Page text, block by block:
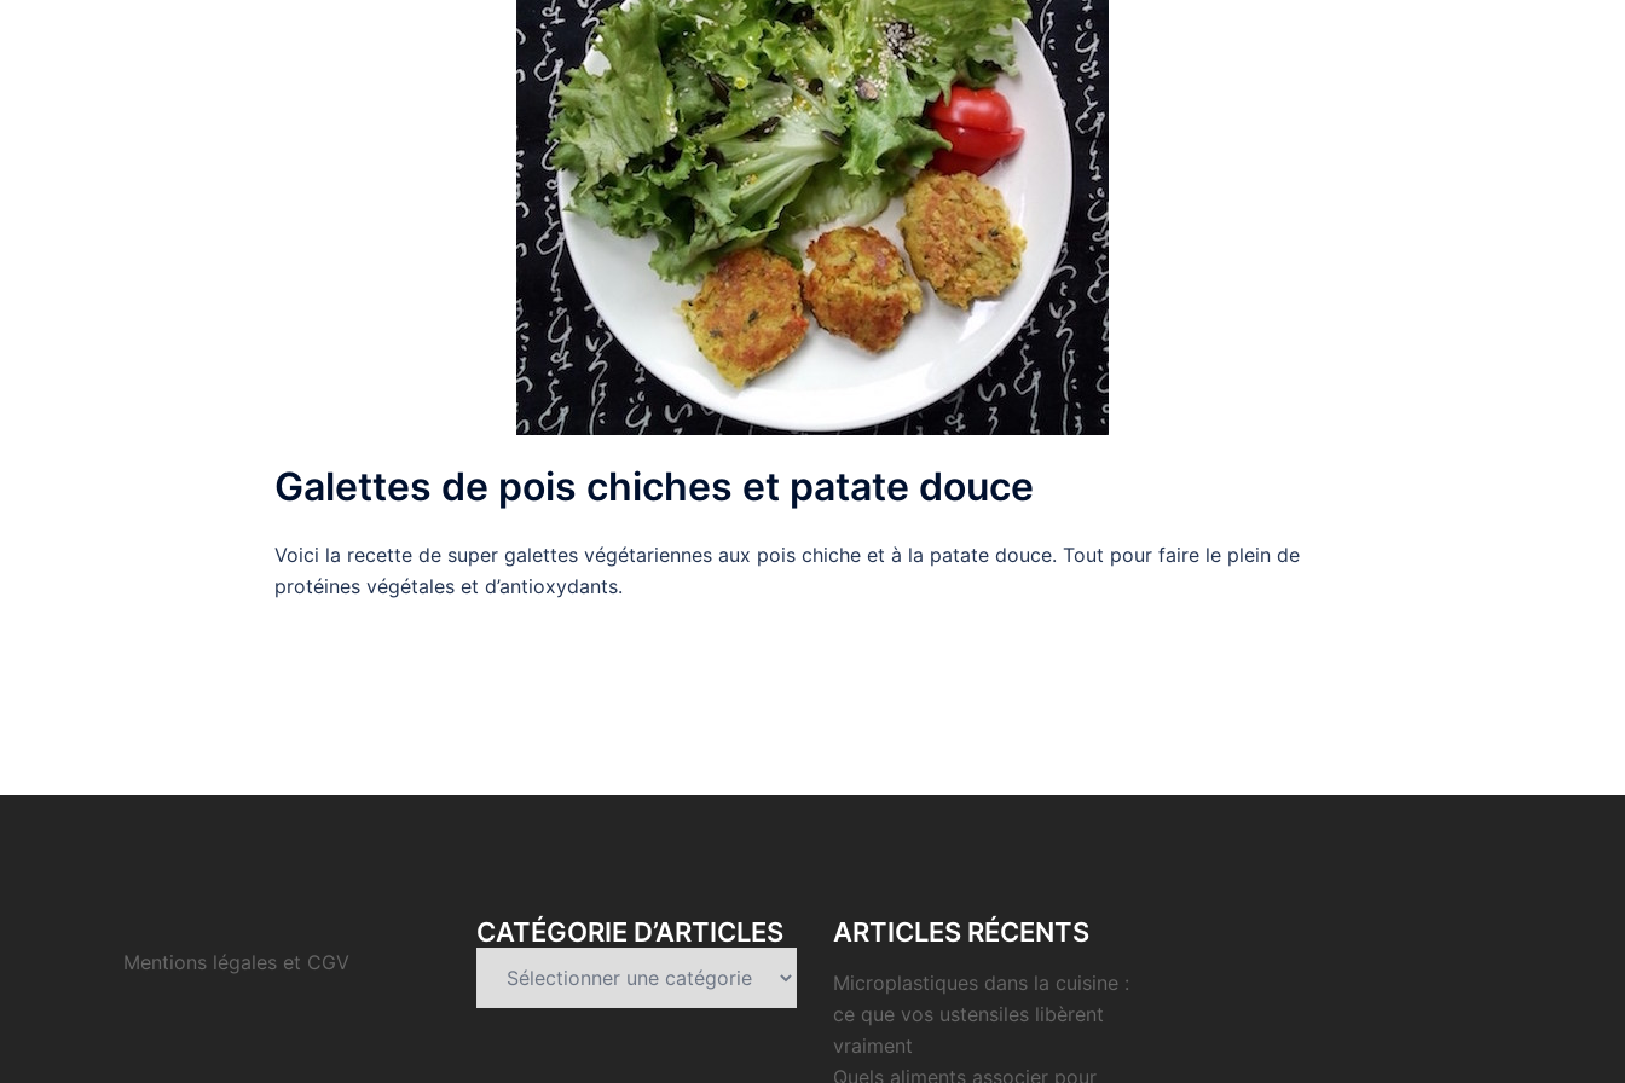
Galettes de pois chiches et patate douce
Voici la recette de super galettes végétariennes aux pois chiche et à la patate douce. Tout pour faire le plein de
protéines végétales et d’antioxydants.
Mentions légales et CGV
CATÉGORIE D’ARTICLES ARTICLES RÉCENTS
Microplastiques dans la cuisine :
ce que vos ustensiles libèrent
vraiment
Quels aliments associer pour